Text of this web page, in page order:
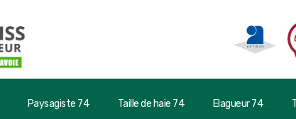
Paysagiste 74 Taille de haie 74 Elagueur 74